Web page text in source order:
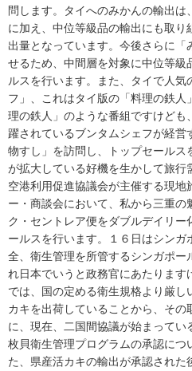
問します。タイへのみかんの輸出
に加え、中位等級品の輸出にも取
出量となっています。今後さらに「
せるため、中間層を対象に中位等級
ルスを行います。また、タイで人気
フ」、これはタイ版の「料理の鉄
理の鉄人」のような番組ですけど
躍されているブンタムシェフが経営
物すし」を訪問し、トップセールス
が拡大している好機を生かして旅行
空港利用促進協議会が主催する現地
ー・商談会において、私から三重の
ク・セントレア便をダブルデイリ
ールスを行います。１６日はシン
全、衛生管理を所管するシンガポー
れ日本でいうと政務官にあたります
では、国の定める衛生規格より厳
カキを出荷していることから、その
に、現在、二国間協議が始まってい
枚貝衛生管理プログラムの承認につ
た、県産活カキの輸出が承認され